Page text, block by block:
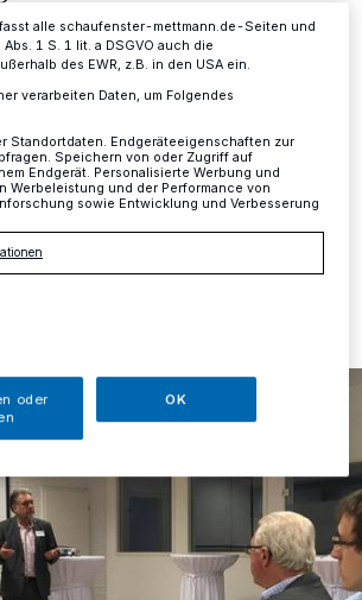
Thomas Dinkelmann und
Geschäftsführer der
beim Business Breakfast die
Gewerbegebietes Ost begrüßt. Beide
von Netzwerken, die in
ausgebaut werden sollen.
Uhr
alle schaufenster-mettmann.de-Seiten und
1 S. 1 lit. a DSGVO auch die
des EWR, z.B. in den USA ein.
verarbeiten Daten, um Folgendes
Standortdaten. Endgeräteeigenschaften zur
Speichern von oder Zugriff auf
Endgerät. Personalisierte Werbung und
Werbeleistung und der Performance von
sowie Entwicklung und Verbesserung
oder
OK